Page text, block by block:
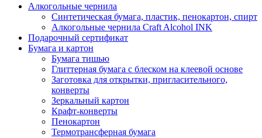
Алкогольные чернила
Синтетическая бумага, пластик, пенокартон, спирт
Алкогольные чернила Craft Alcohol INK
Подарочный сертификат
Бумага и картон
Бумага тишью
Глиттерная бумага с блеском на клеевой основе
Заготовка для открытки, пригласительного,
конверты
Зеркальный картон
Крафт-конверты
Пенокартон
Термотрансферная бумага